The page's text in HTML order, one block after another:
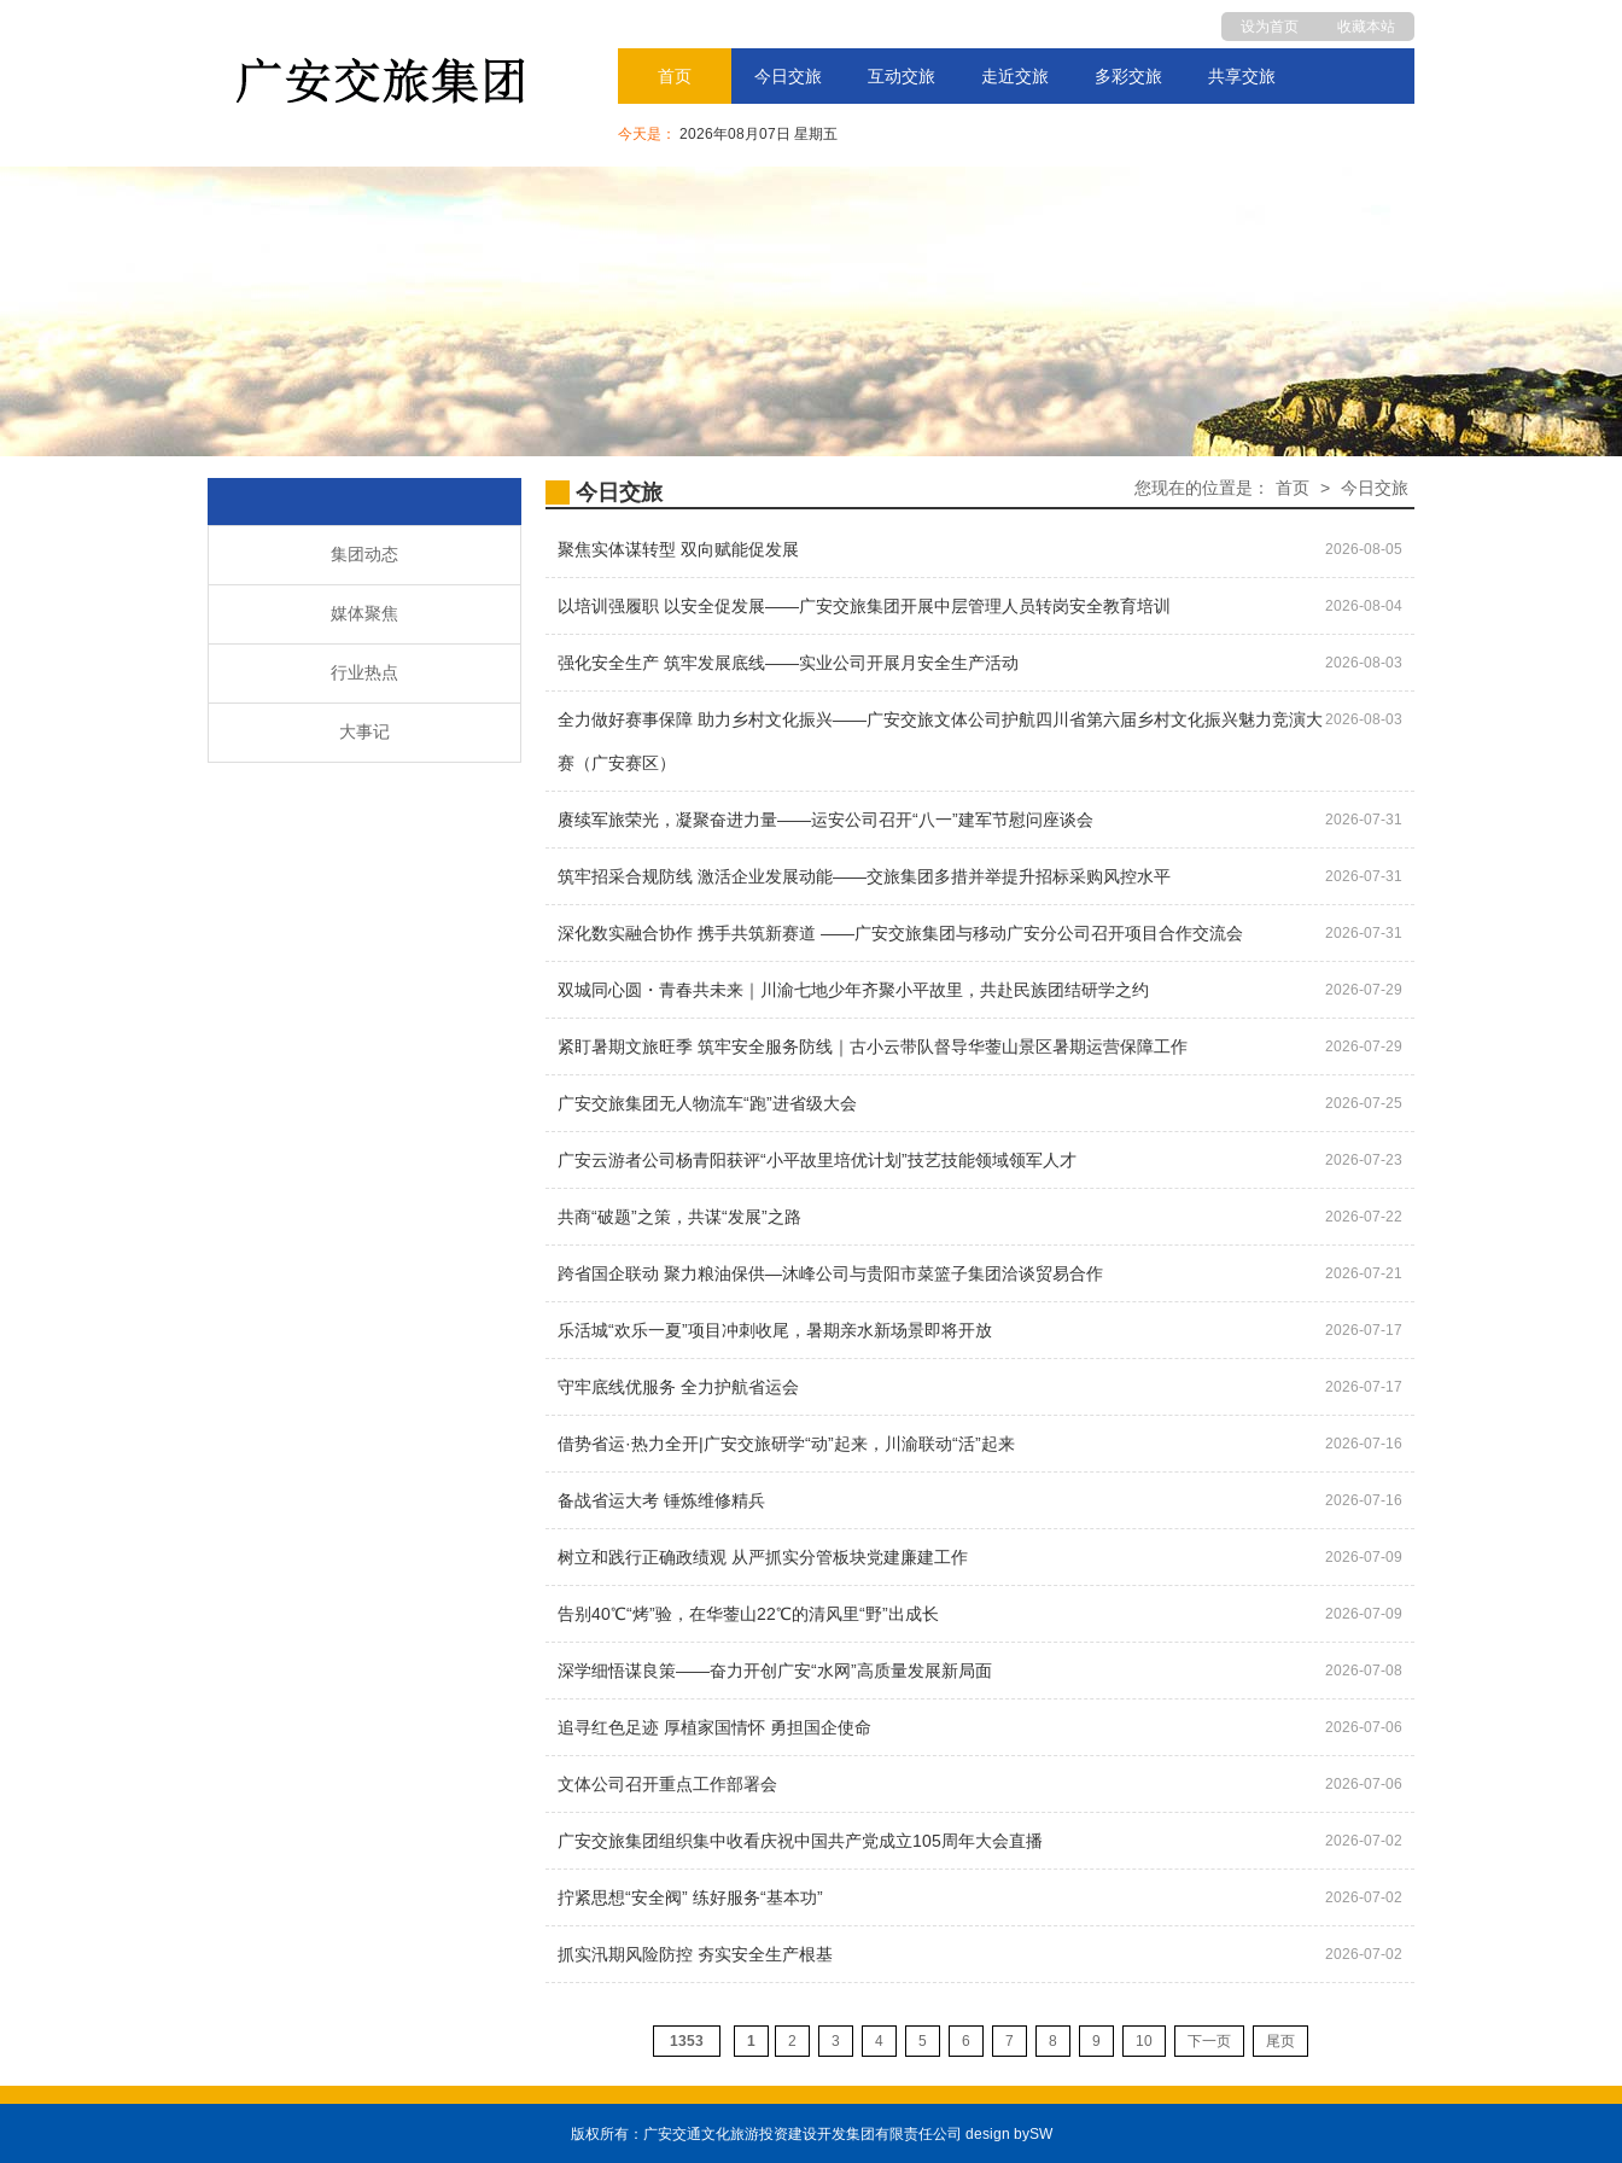
设为首页 收藏本站
今天是： 2026年08月07日 星期五
首页 今日交旅 互动交旅 走近交旅 多彩交旅 共享交旅
集团动态
媒体聚焦
行业热点
大事记
您现在的位置是： 首页 > 今日交旅
今日交旅
2026-08-05
聚焦实体谋转型 双向赋能促发展
2026-08-04
以培训强履职 以安全促发展——广安交旅集团开展中层管理人员转岗安全教育培训
2026-08-03
强化安全生产 筑牢发展底线——实业公司开展月安全生产活动
2026-08-03
全力做好赛事保障 助力乡村文化振兴——广安交旅文体公司护航四川省第六届乡村文化振兴魅力竞演大
赛（广安赛区）
2026-07-31
赓续军旅荣光，凝聚奋进力量——运安公司召开“八一”建军节慰问座谈会
2026-07-31
筑牢招采合规防线 激活企业发展动能——交旅集团多措并举提升招标采购风控水平
2026-07-31
深化数实融合协作 携手共筑新赛道 ——广安交旅集团与移动广安分公司召开项目合作交流会
2026-07-29
双城同心圆・青春共未来｜川渝七地少年齐聚小平故里，共赴民族团结研学之约
2026-07-29
紧盯暑期文旅旺季 筑牢安全服务防线｜古小云带队督导华蓥山景区暑期运营保障工作
2026-07-25
广安交旅集团无人物流车“跑”进省级大会
2026-07-23
广安云游者公司杨青阳获评“小平故里培优计划”技艺技能领域领军人才
2026-07-22
共商“破题”之策，共谋“发展”之路
2026-07-21
跨省国企联动 聚力粮油保供—沐峰公司与贵阳市菜篮子集团洽谈贸易合作
2026-07-17
乐活城“欢乐一夏”项目冲刺收尾，暑期亲水新场景即将开放
2026-07-17
守牢底线优服务 全力护航省运会
2026-07-16
借势省运·热力全开|广安交旅研学“动”起来，川渝联动“活”起来
2026-07-16
备战省运大考 锤炼维修精兵
2026-07-09
树立和践行正确政绩观 从严抓实分管板块党建廉建工作
2026-07-09
告别40℃“烤”验，在华蓥山22℃的清风里“野”出成长
2026-07-08
深学细悟谋良策——奋力开创广安“水网”高质量发展新局面
2026-07-06
追寻红色足迹 厚植家国情怀 勇担国企使命
2026-07-06
文体公司召开重点工作部署会
2026-07-02
广安交旅集团组织集中收看庆祝中国共产党成立105周年大会直播
2026-07-02
拧紧思想“安全阀” 练好服务“基本功”
2026-07-02
抓实汛期风险防控 夯实安全生产根基
1353 1 2 3 4 5 6 7 8 9 10 下一页 尾页
版权所有：广安交通文化旅游投资建设开发集团有限责任公司 design bySW